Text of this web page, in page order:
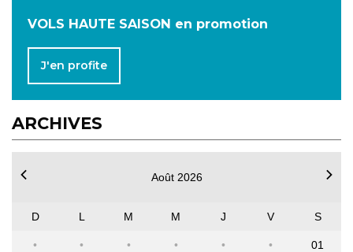
VOLS HAUTE SAISON en promotion
J'en profite
ARCHIVES
Août 2026
D L M M J V S
01